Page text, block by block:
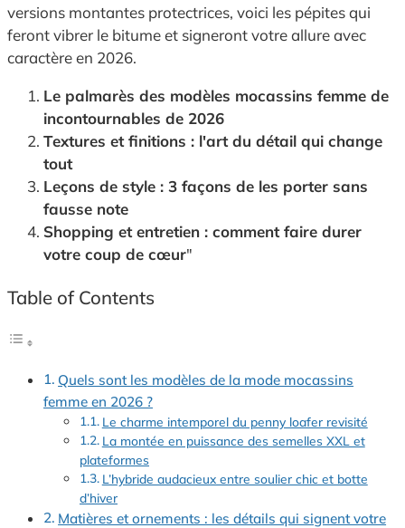
versions montantes protectrices, voici les pépites qui
feront vibrer le bitume et signeront votre allure avec
caractère en 2026.
Le palmarès des modèles mocassins femme de
incontournables de 2026
Textures et finitions : l'art du détail qui change
tout
Leçons de style : 3 façons de les porter sans
fausse note
Shopping et entretien : comment faire durer
votre coup de cœur"
Table of Contents
Quels sont les modèles de la mode mocassins
femme en 2026 ?
Le charme intemporel du penny loafer revisité
La montée en puissance des semelles XXL et
plateformes
L’hybride audacieux entre soulier chic et botte
d’hiver
Matières et ornements : les détails qui signent votre